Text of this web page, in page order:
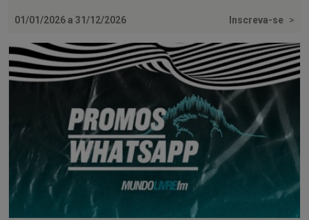
01/01/2026 a 31/12/2026 Inscreva-se >